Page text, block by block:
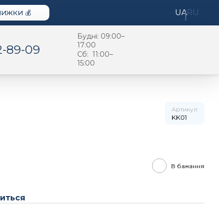
💰 UARU
89-09
Будні: 09:00–
17:00
Cб: 11:00–
15:00
Артикул
KK01
В бажання